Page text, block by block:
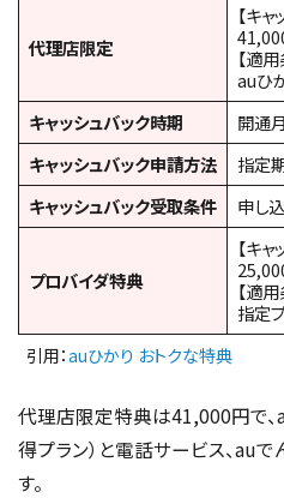
代理店限定
【キ
【適
auひ
キャッシュバック時期
開通
キャッシュバック申請方法
指定
キャッシュバック受取条件
申し
プロバイダ特典
【キ
【適
指定
引用：auひかり おトクな特典
代理店限定特典は41,000円で、
得プラン）と電話サービス、au
す。